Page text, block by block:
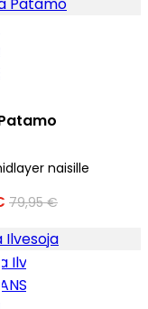
naisille
79,95 €